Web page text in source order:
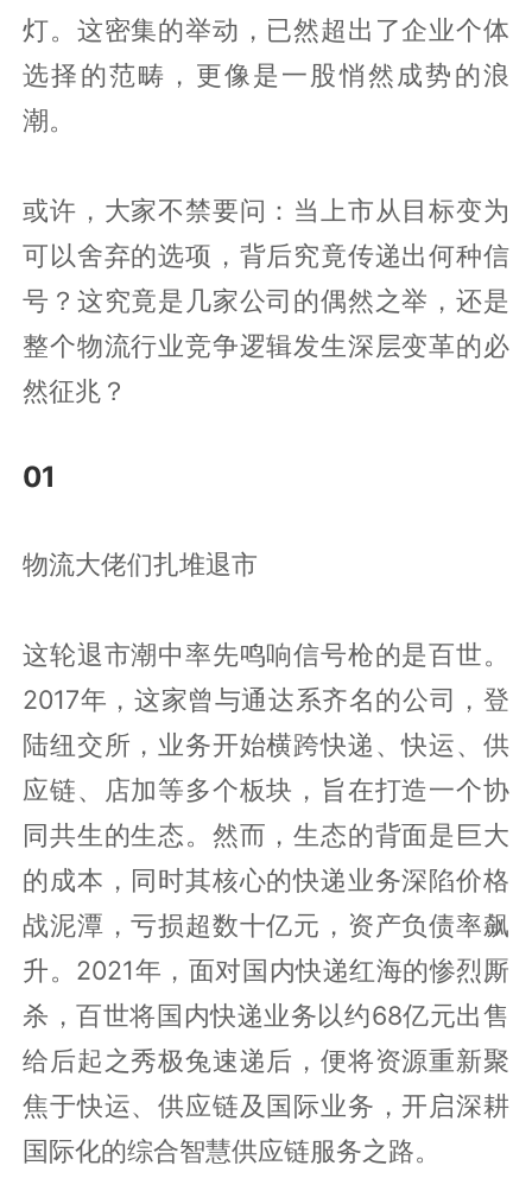
灯。这密集的举动，已然超出了企业个体
选择的范畴，更像是一股悄然成势的浪
潮。
或许，大家不禁要问：当上市从目标变为
可以舍弃的选项，背后究竟传递出何种信
号？这究竟是几家公司的偶然之举，还是
整个物流行业竞争逻辑发生深层变革的必
然征兆？
01
物流大佬们扎堆退市
这轮退市潮中率先鸣响信号枪的是百世。
2017年，这家曾与通达系齐名的公司，登
陆纽交所，业务开始横跨快递、快运、供
应链、店加等多个板块，旨在打造一个协
同共生的生态。然而，生态的背面是巨大
的成本，同时其核心的快递业务深陷价格
战泥潭，亏损超数十亿元，资产负债率飙
升。2021年，面对国内快递红海的惨烈厮
杀，百世将国内快递业务以约68亿元出售
给后起之秀极兔速递后，便将资源重新聚
焦于快运、供应链及国际业务，开启深耕
国际化的综合智慧供应链服务之路。